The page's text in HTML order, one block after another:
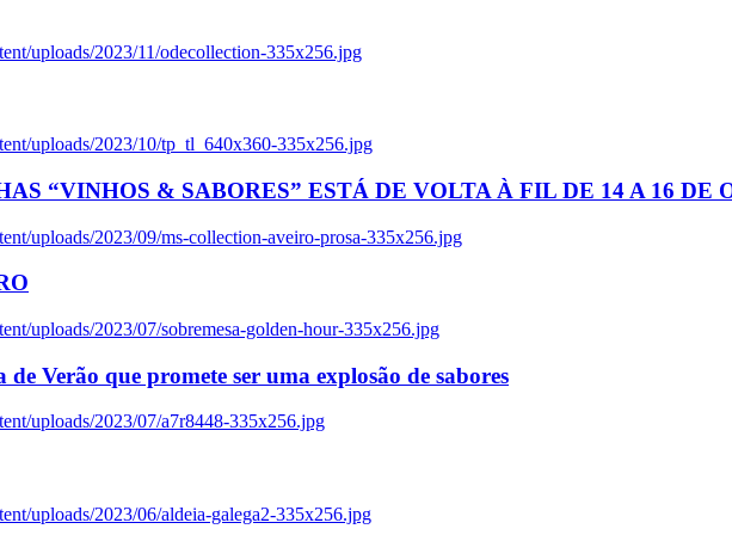
uploads/2023/11/odecollection-335x256.jpg
uploads/2023/10/tp_tl_640x360-335x256.jpg
“VINHOS & SABORES” ESTÁ DE VOLTA À FIL DE 14 A 16 DE
uploads/2023/09/ms-collection-aveiro-prosa-335x256.jpg
uploads/2023/07/sobremesa-golden-hour-335x256.jpg
Verão que promete ser uma explosão de sabores
uploads/2023/07/a7r8448-335x256.jpg
uploads/2023/06/aldeia-galega2-335x256.jpg